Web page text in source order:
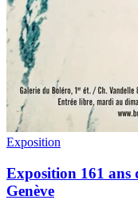
Exposition
Exposition 161
Genève